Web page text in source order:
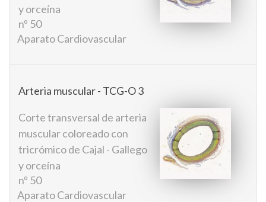
y orceína
nº 50
Aparato Cardiovascular
Arteria muscular - TCG-O 3
Corte transversal de arteria
muscular coloreado con
tricrómico de Cajal - Gallego
y orceína
nº 50
Aparato Cardiovascular